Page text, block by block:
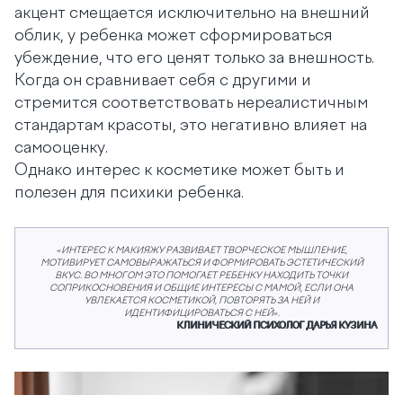
акцент смещается исключительно на внешний
облик, у ребенка может сформироваться
убеждение, что его ценят только за внешность.
Когда он сравнивает себя с другими и
стремится соответствовать нереалистичным
стандартам красоты, это негативно влияет на
самооценку.
Однако интерес к косметике может быть и
полезен для психики ребенка.
«ИНТЕРЕС К МАКИЯЖУ РАЗВИВАЕТ ТВОРЧЕСКОЕ МЫШЛЕНИЕ,
МОТИВИРУЕТ САМОВЫРАЖАТЬСЯ И ФОРМИРОВАТЬ ЭСТЕТИЧЕСКИЙ
ВКУС. ВО МНОГОМ ЭТО ПОМОГАЕТ РЕБЕНКУ НАХОДИТЬ ТОЧКИ
СОПРИКОСНОВЕНИЯ И ОБЩИЕ ИНТЕРЕСЫ С МАМОЙ, ЕСЛИ ОНА
УВЛЕКАЕТСЯ КОСМЕТИКОЙ, ПОВТОРЯТЬ ЗА НЕЙ И
ИДЕНТИФИЦИРОВАТЬСЯ С НЕЙ».
КЛИНИЧЕСКИЙ ПСИХОЛОГ ДАРЬЯ КУЗИНА